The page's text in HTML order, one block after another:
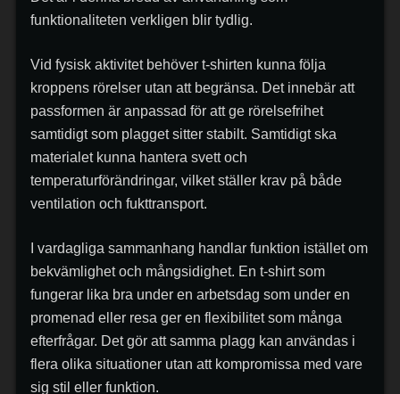
funktionaliteten verkligen blir tydlig.
Vid fysisk aktivitet behöver t-shirten kunna följa
kroppens rörelser utan att begränsa. Det innebär att
passformen är anpassad för att ge rörelsefrihet
samtidigt som plagget sitter stabilt. Samtidigt ska
materialet kunna hantera svett och
temperaturförändringar, vilket ställer krav på både
ventilation och fukttransport.
I vardagliga sammanhang handlar funktion istället om
bekvämlighet och mångsidighet. En t-shirt som
fungerar lika bra under en arbetsdag som under en
promenad eller resa ger en flexibilitet som många
efterfrågar. Det gör att samma plagg kan användas i
flera olika situationer utan att kompromissa med vare
sig stil eller funktion.